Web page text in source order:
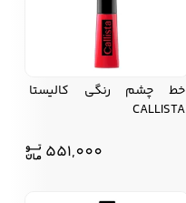
شال و کلاه مردانه
لباس زیر مردانه لباس راحتی مردانه
خط چشم رنگی کالیستا
CALLISTA
551,000